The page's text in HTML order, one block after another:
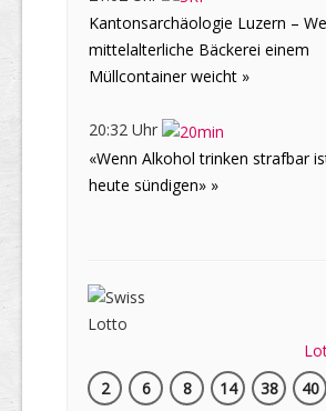
Kantonsarchäologie Luzern –
mittelalterliche Bäckerei einem
Müllcontainer weicht »
20:32 Uhr
«Wenn Alkohol trinken strafbar
heute sündigen» »
2
6 8 14 38 40